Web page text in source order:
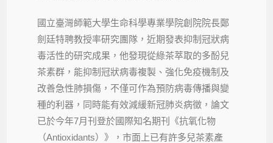
國立臺灣師範大學生命科學專業學院創院院長鄭
劍廷特聘教授率研究團隊，近期發表抑制冠狀病
毒活性的研究成果，他發現從綠茶萃取的多酚兒
茶素群，能抑制冠狀病毒複製、強化免疫機制及
改善急性肺損傷，不僅可作為預防病毒傳播與變
種的利器，同時能有效減緩新冠肺炎病徵，論文
已於今年7月刊登於國際知名期刊《抗氧化物
（Antioxidants）》，市面上已有許多兒茶素產